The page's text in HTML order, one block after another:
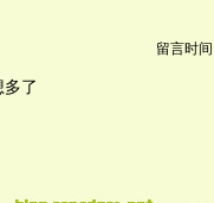
留言时间
了